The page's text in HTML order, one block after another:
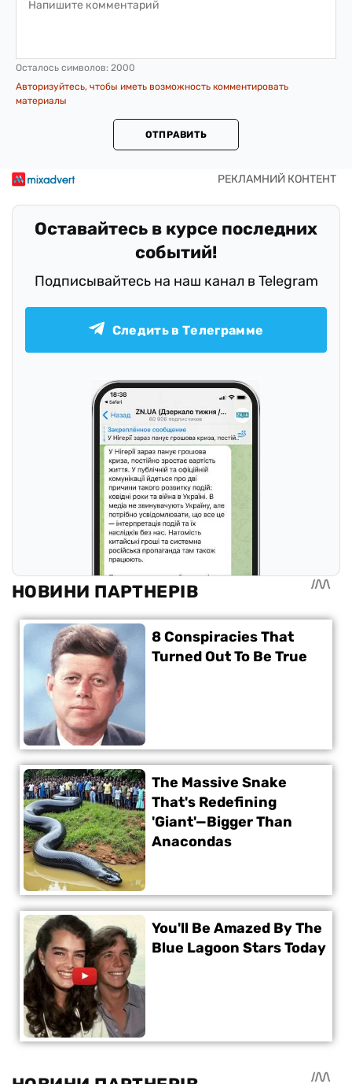
Осталось символов: 2000
Авторизуйтесь, чтобы иметь возможность комментировать
материалы
ОТПРАВИТЬ
Оставайтесь в курсе последних
событий!
Подписывайтесь на наш канал в Telegram
Следить в Телеграмме